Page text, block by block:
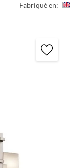
Fabriqué en: